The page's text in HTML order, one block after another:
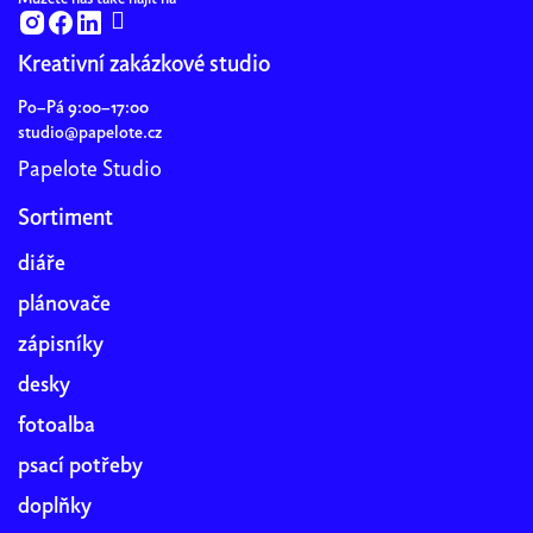
Kreativní zakázkové studio
Po–Pá 9:00–17:00
studio@papelote.cz
Papelote Studio
Sortiment
diáře
plánovače
zápisníky
desky
fotoalba
psací potřeby
doplňky